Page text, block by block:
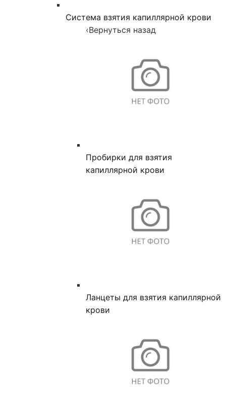
Система взятия капиллярной крови
‹Вернуться назад
Пробирки для взятия
капиллярной крови
Ланцеты для взятия капиллярной
крови